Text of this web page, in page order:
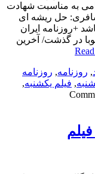
به مناسبت شهادت
حل ریشه ای
+روزنامه ایران
در گذشت/ آخرین
, روزنامه, روزنامه
, فیلم یکشنبه,